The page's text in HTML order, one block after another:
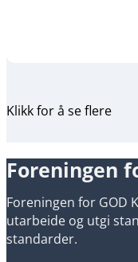
Klikk for å se flere
Foreningen
Foreningen for GOD
utarbeide og utgi
standarder.